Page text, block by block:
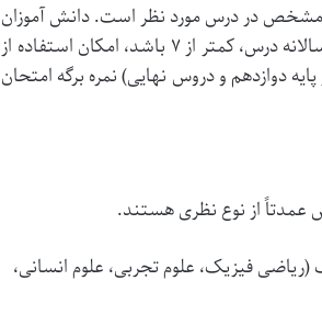
مشخص در درس مورد نظر است. دانش آموزان
باید نمره سالانه ۷ و بالاتر را در آن درس کسب کرده باشند. اگر نمره سالانه درس، کمتر از ۷ باشد، امکان استفاده از
دوازدهم و دروس نهایی) نمره برگه امتحان
از نوع نظری هستند.
فیزیک، علوم تجربی، علوم انسانی،